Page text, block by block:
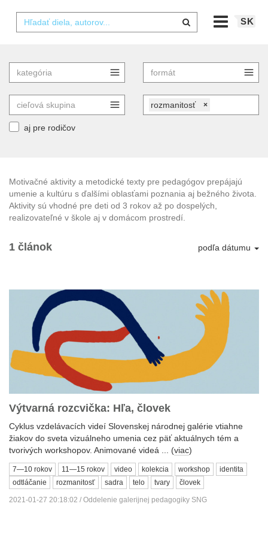
SK
aj pre rodičov
rozmanitosť ×
Motivačné aktivity a metodické texty pre pedagógov prepájajú
umenie a kultúru s ďalšími oblasťami poznania aj bežného života.
Aktivity sú vhodné pre deti od 3 rokov až po dospelých,
realizovateľné v škole aj v domácom prostredí.
1 článok podľa dátumu
Výtvarná rozcvička: Hľa, človek
Cyklus vzdelávacích videí Slovenskej národnej galérie vtiahne
žiakov do sveta vizuálneho umenia cez päť aktuálnych tém a
tvorivých workshopov. Animované videá ... (viac)
7—10 rokov 11—15 rokov video kolekcia workshop
identita
odtláčanie
rozmanitosť sadra telo tvary človek
2021-01-27 20:18:02 / Oddelenie galerijnej pedagogiky SNG